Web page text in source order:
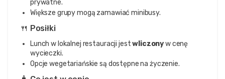
prywatne.
Większe grupy mogą zamawiać minibusy.
🍴 Posiłki
Lunch w lokalnej restauracji jestwliczonyw cenę
wycieczki.
Opcje wegetariańskie są dostępne na życzenie.